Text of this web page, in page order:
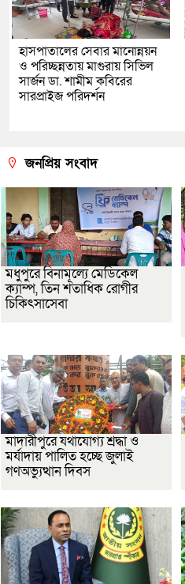
হাসপাতালের সেবার মানোন্নয়ন
ও পরিচ্ছন্নতায় মাগুরায় সিভিল
সার্জন ডা. শামীম কবিরের
সারপ্রাইজ পরিদর্শন
জনপ্রিয় সংবাদ
মধুপুরে বিনামূল্যে মেডিকেল
ক্যাম্প, তিন শতাধিক রোগীর
চিকিৎসাসেবা
মাদারীপুরে যথাযোগ্য শ্রদ্ধা ও
মর্যাদায় পালিত হচ্ছে জুলাই
গণঅভ্যুত্থান দিবস